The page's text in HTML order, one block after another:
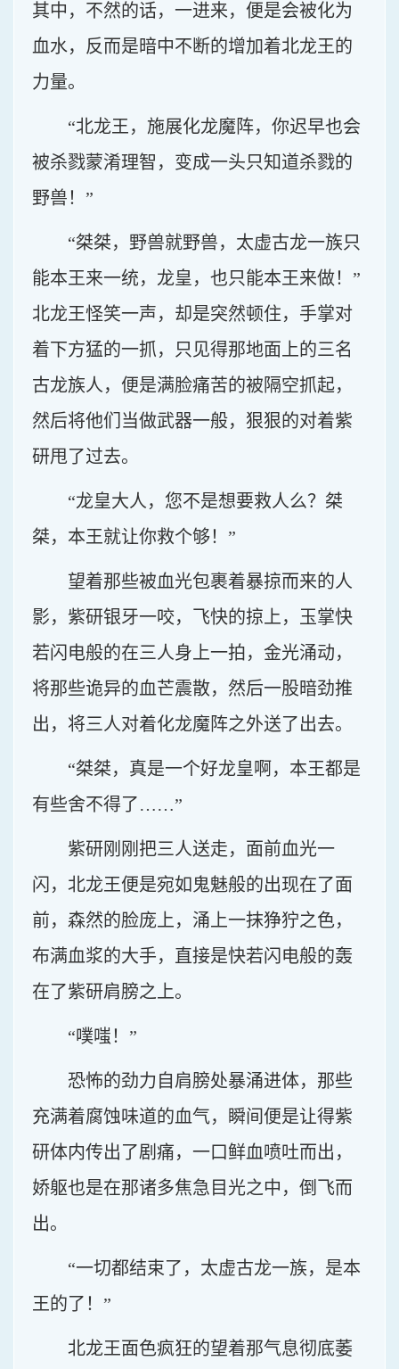
其中，不然的话，一进来，便是会被化为
血水，反而是暗中不断的增加着北龙王的
力量。
“北龙王，施展化龙魔阵，你迟早也会
被杀戮蒙淆理智，变成一头只知道杀戮的
野兽！”
“桀桀，野兽就野兽，太虚古龙一族只
能本王来一统，龙皇，也只能本王来做！”
北龙王怪笑一声，却是突然顿住，手掌对
着下方猛的一抓，只见得那地面上的三名
古龙族人，便是满脸痛苦的被隔空抓起，
然后将他们当做武器一般，狠狠的对着紫
研甩了过去。
“龙皇大人，您不是想要救人么？桀
桀，本王就让你救个够！”
望着那些被血光包裹着暴掠而来的人
影，紫研银牙一咬，飞快的掠上，玉掌快
若闪电般的在三人身上一拍，金光涌动，
将那些诡异的血芒震散，然后一股暗劲推
出，将三人对着化龙魔阵之外送了出去。
“桀桀，真是一个好龙皇啊，本王都是
有些舍不得了……”
紫研刚刚把三人送走，面前血光一
闪，北龙王便是宛如鬼魅般的出现在了面
前，森然的脸庞上，涌上一抹狰狞之色，
布满血浆的大手，直接是快若闪电般的轰
在了紫研肩膀之上。
“噗嗤！”
恐怖的劲力自肩膀处暴涌进体，那些
充满着腐蚀味道的血气，瞬间便是让得紫
研体内传出了剧痛，一口鲜血喷吐而出，
娇躯也是在那诸多焦急目光之中，倒飞而
出。
“一切都结束了，太虚古龙一族，是本
王的了！”
北龙王面色疯狂的望着那气息彻底萎